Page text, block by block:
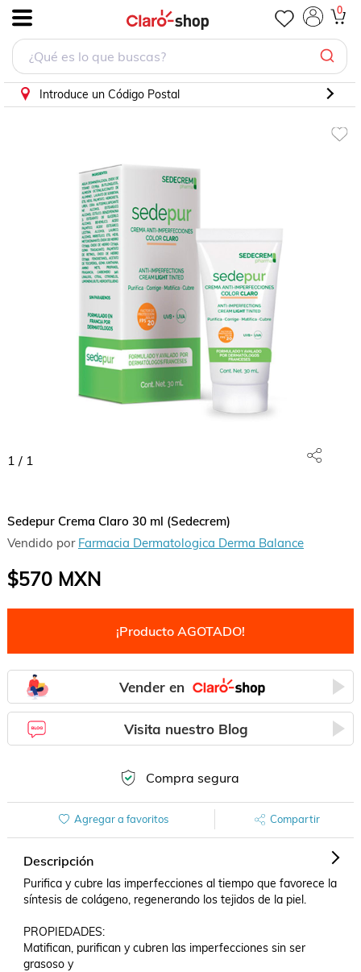
0
Introduce un Código Postal
1 / 1
Sedepur Crema Claro 30 ml (Sedecrem)
Vendido por Farmacia Dermatologica Derma Balance
$570MXN
¡Producto AGOTADO!
Vender en
Visita nuestro Blog
Compra segura
Agregar a favoritos Compartir
Descripción
Puriﬁca y cubre las imperfecciones al tiempo que favorece la
síntesis de colágeno, regenerando los tejidos de la piel.
PROPIEDADES:
Matiﬁcan, puriﬁcan y cubren las imperfecciones sin ser
grasoso y
Sedepur Crema Claro 30 ml (Sedecrem)